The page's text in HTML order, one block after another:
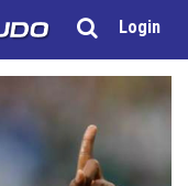
Login